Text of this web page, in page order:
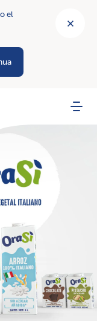
el
Menu
bebidas y